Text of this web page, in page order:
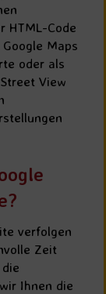
HTML-Code
Maps
oder als
View
verfolgen
Zeit
Ihnen die